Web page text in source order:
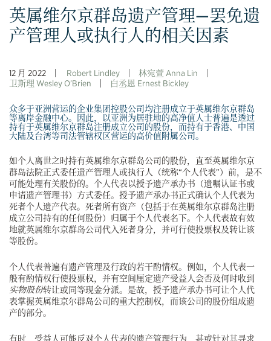
英属维尔京群岛遗产管理—罢免遗
产管理人或执行人的相关因素
12 月 2022 Robert Lindley
林宛萱 Anna Lin
卫斯理 Wesley O’Brien
白丞恩 Ernest Bickley
众多于亚洲营运的企业集团控股公司均注册成立于英属维尔京群岛
等离岸金融中心。因此，以亚洲为居驻地的高净值人士普遍是透过
持有于英属维尔京群岛注册成立公司的股份，而持有于香港、中国
大陆及台湾等司法管辖权区营运的高价值附属公司。
如个人离世之时持有英属维尔京群岛公司的股份，直至英属维尔京
群岛法院正式委任遗产管理人或执行人（统称“个人代表”）前，是不
可能处理有关股份的。个人代表以授予遗产承办书（遗嘱认证书或
申请遗产管理书）方式委任。授予遗产承办书正式确认个人代表为
死者个人遗产代表。死者所有资产（包括于在英属维尔京群岛注册
成立公司持有的任何股份）归属于个人代表名下。个人代表故有效
地就英属维尔京群岛公司代入死者身分，并可行使投票权及转让该
等股份。
个人代表普遍有遗产管理及行政的若干酌情权。例如，个人代表一
般有酌情权行使投票权，并有空间厘定遗产受益人会否及何时收到
实物股份转让或同等现金分派。是故，授予遗产承办书可让个人代
表掌握英属维京尔群岛公司的重大控制权，而该公司的股份组成遗
产的部分。
有时，受益人可能反对个人代表的遗产管理行为，甚或针对其寻求